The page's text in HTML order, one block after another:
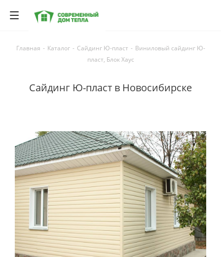
Главная - Каталог - Сайдинг Ю-пласт - Виниловый сайдинг Ю-
пласт, Блок Хаус
Сайдинг Ю-пласт в Новосибирске